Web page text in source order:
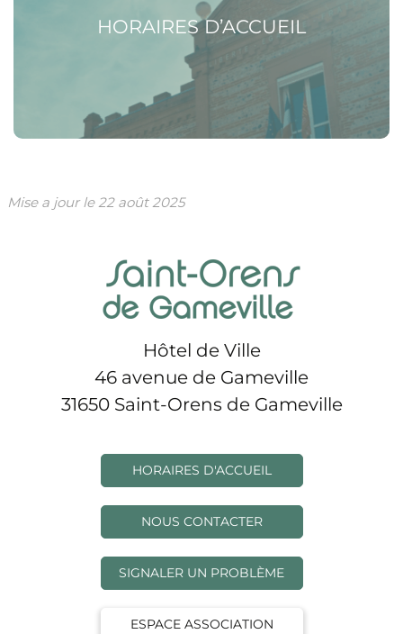
HORAIRES D’ACCUEIL
Mise a jour le22 août 2025
Hôtel de Ville
46 avenue de Gameville
31650 Saint-Orens de Gameville
HORAIRES D'ACCUEIL
NOUS CONTACTER
SIGNALER UN PROBLÈME
ESPACE ASSOCIATION